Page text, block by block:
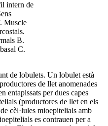
intern de
Muscle
B.
C.
de lobulets. Un lobulet està
de llet anomenades
entapissats per dues capes
(productores de llet en els
cèl·lules mioepitelials amb
es contrauen per a